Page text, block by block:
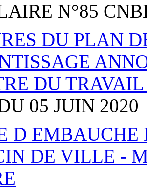
N°85
DU PLAN
DU
05 JUIN 2020
D EMBAUCHE
DE VILLE -